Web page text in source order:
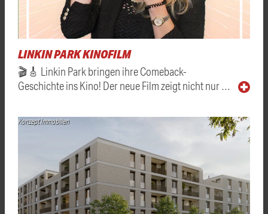
LINKIN PARK KINOFILM
🎬🎸 Linkin Park bringen ihre Comeback-
Geschichte ins Kino! Der neue Film zeigt nicht nur …
Konzept Immobilien